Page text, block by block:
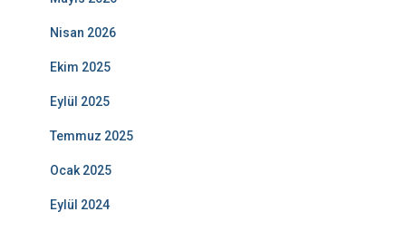
Nisan 2026
Ekim 2025
Eylül 2025
Temmuz 2025
Ocak 2025
Eylül 2024